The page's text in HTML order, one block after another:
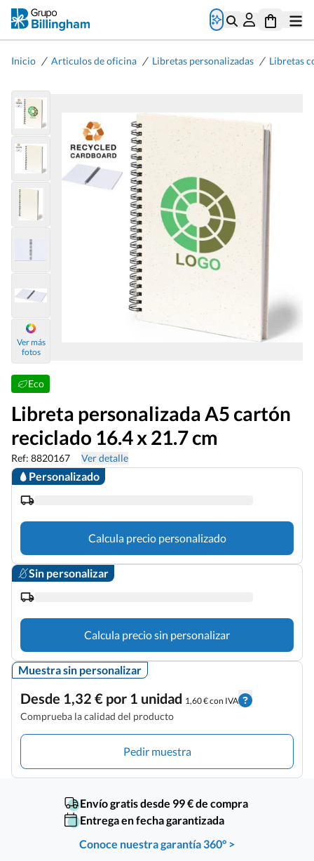
Inicio / Articulos de oficina / Libretas personalizadas / Libretas
Ver más
fotos
Eco
Libreta personalizada A5 cartón
reciclado 16.4 x 21.7 cm
Ref: 8820167 Ver detalle
Personalizado
Calcula precio personalizado
Sin personalizar
Calcula precio sin personalizar
Muestra sin personalizar
Desde 1,32 € por 1 unidad 1,60 € con IVA
Comprueba la calidad del producto
Pedir muestra
Envío gratis desde 99 € de compra
Entrega en fecha garantizada
Conoce nuestra garantía 360° >